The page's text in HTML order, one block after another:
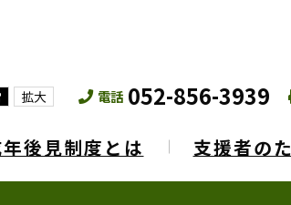
拡大 電話 052-856-3939
後見制度とは 支援者の